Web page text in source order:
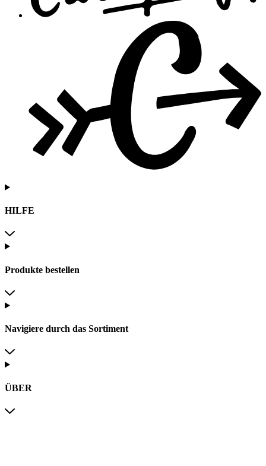
HILFE
Produkte bestellen
Navigiere durch das Sortiment
ÜBER